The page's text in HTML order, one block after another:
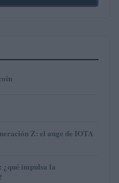
Z: el auge de IOTA
¿qué impulsa la